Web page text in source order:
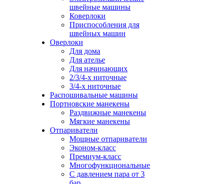
швейные машины
Коверлоки
Приспособления для
швейных машин
Оверлоки
Для дома
Для ателье
Для начинающих
2/3/4-х ниточные
3/4-х ниточные
Распошивальные машины
Портновские манекены
Раздвижные манекены
Мягкие манекены
Отпариватели
Мощные отпариватели
Эконом-класс
Премиум-класс
Многофункциональные
С давлением пара от 3